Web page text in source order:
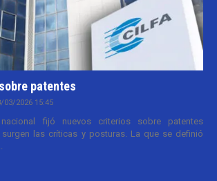
patentes
03/2026 15:45
fijó nuevos criterios sobre patentes
las críticas y posturas. La que se definió